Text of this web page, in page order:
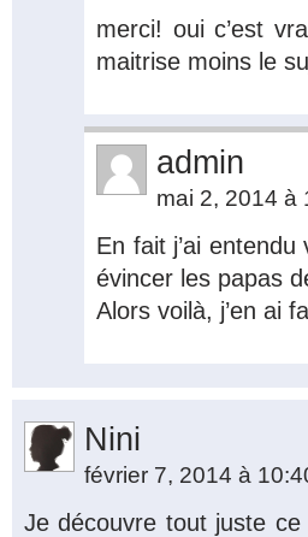
merci! oui c’est
maitrise moins le
admin
mai 2, 2014 à
En fait j’ai
évincer les papas
Alors voilà, j’en ai
Nini
février 7, 2014 à
Je découvre tout juste ce